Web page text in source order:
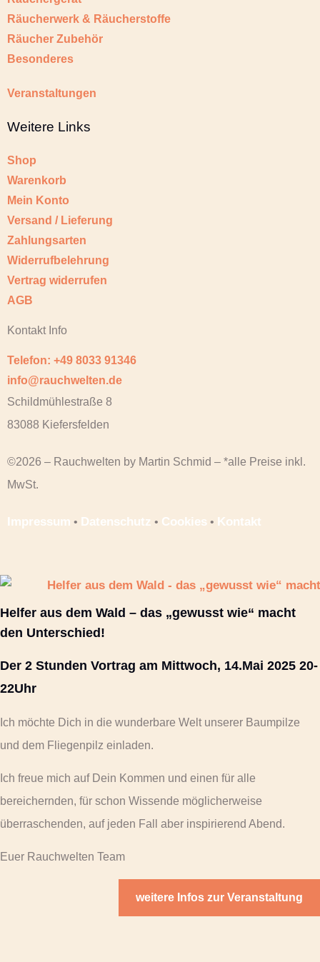
Räucherwerk & Räucherstoffe
Räucher Zubehör
Besonderes
Veranstaltungen
Weitere Links
Shop
Warenkorb
Mein Konto
Versand / Lieferung
Zahlungsarten
Widerrufbelehrung
Vertrag widerrufen
AGB
Kontakt Info
Telefon: +49 8033 91346
info@rauchwelten.de
Schildmühlestraße 8
83088 Kiefersfelden
©2026 – Rauchwelten by Martin Schmid – *alle Preise inkl.
MwSt.
Impressum • Datenschutz • Cookies • Kontakt
Helfer aus dem Wald – das „gewusst wie“ macht
den Unterschied!
Der 2 Stunden Vortrag am Mittwoch, 14.Mai 2025 20-
22Uhr
Ich möchte Dich in die wunderbare Welt unserer Baumpilze
und dem Fliegenpilz einladen.
Ich freue mich auf Dein Kommen und einen für alle
bereichernden, für schon Wissende möglicherweise
überraschenden, auf jeden Fall aber inspirierend Abend.
Euer Rauchwelten Team
weitere Infos zur Veranstaltung